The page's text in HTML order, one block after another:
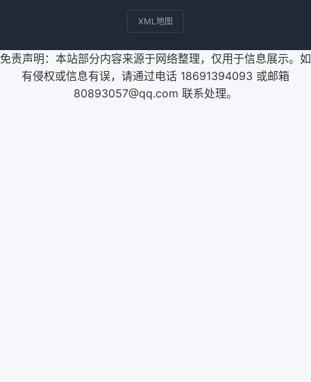
XML地图
免责声明：本站部分内容来源于网络整理，仅用于信息展示。如
有侵权或信息有误，请通过电话 18691394093 或邮箱
80893057@qq.com 联系处理。